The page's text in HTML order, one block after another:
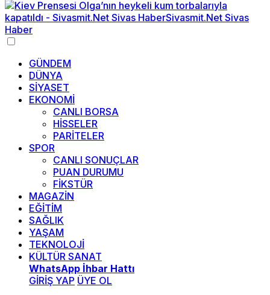
GÜNDEM
DÜNYA
SİYASET
EKONOMİ
CANLI BORSA
HİSSELER
PARİTELER
SPOR
CANLI SONUÇLAR
PUAN DURUMU
FİKSTÜR
MAGAZİN
EĞİTİM
SAĞLIK
YAŞAM
TEKNOLOJİ
KÜLTÜR SANAT
WhatsApp İhbar Hattı
GİRİŞ YAP ÜYE OL